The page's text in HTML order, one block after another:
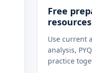
Free
resources
Use current
analysis,
practice